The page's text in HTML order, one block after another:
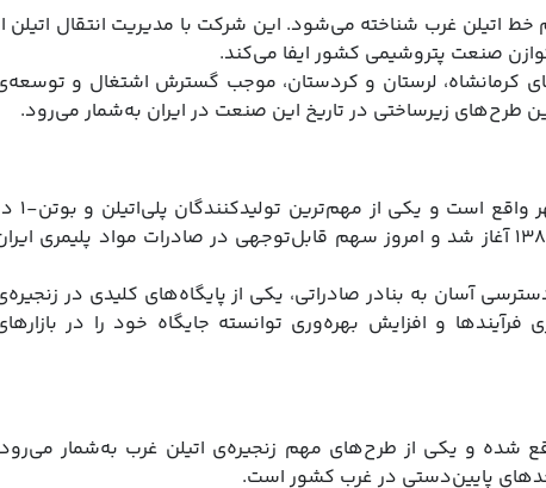
اتیلن غرب شناخته می‌شود. این شرکت با مدیریت انتقال اتیلن
صنعت پتروشیمی کشور ایفا می‌کند.
کرمانشاه، لرستان و کردستان، موجب گسترش اشتغال و
طرح‌های زیرساختی در تاریخ این صنعت در ایران به‌شمار می‌رود.
پتروشیمی امیرکبیر در منطقه‌ی ویژه‌ی اقتصادی
کشور محسوب می‌شود. فعالیت این شرکت در دهه‌ی ۱۳۸۰ آغاز شد و امروز سهم قابل‌توجهی در صادرات مواد پلیمری
آسان به بنادر صادراتی، یکی از پایگاه‌های کلیدی در
فرآیندها و افزایش بهره‌وری توانسته جایگاه خود را در
شده و یکی از طرح‌های مهم زنجیره‌ی اتیلن غرب به‌شمار
پایین‌دستی در غرب کشور است.